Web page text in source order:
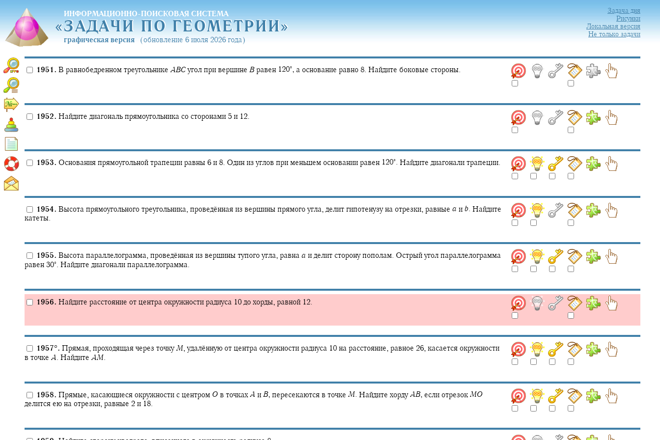
ИНФОРМАЦИОННО-ПОИСКОВАЯ СИСТЕМА
«ЗАДАЧИ ПО ГЕОМЕТРИИ»
«ЗАДАЧИ ПО ГЕОМЕТРИИ»
графическая версия (обновление 6 июля 2026 года)
Задача дня
Рисунки
Локальная версия
Не только задачи
1951. В равнобедренном треугольнике ABCугол при вершине B равен 120‍∘ , а основание равно 8. Найдите боковые стороны.
1952. Найдите диагональ прямоугольника со сторонами 5 и 12.
1953. Основания прямоугольной трапеции равны 6 и 8. Один из углов при меньшем основании равен 120‍∘ . Найдите диагонали трапеции.
1954. Высота прямоугольного треугольника, проведённая из вершины прямого угла, делит гипотенузу на отрезки, равные a и b. Найдите
катеты.
1955. Высота параллелограмма, проведённая из вершины тупого угла, равна a и делит сторону пополам. Острый угол параллелограмма
равен 30‍∘ . Найдите диагонали параллелограмма.
1956. Найдите расстояние от центра окружности радиуса 10 до хорды, равной 12.
1957°. Прямая, проходящая через точкуM,удалённую от центра окружности радиуса 10 на расстояние, равное 26, касается окружности
в точке A. Найдите AM.
1958. Прямые, касающиеся окружности с центром O в точках A и B, пересекаются в точке M. Найдите хордуAB, если отрезок MO
делится ею на отрезки, равные 2 и 18.